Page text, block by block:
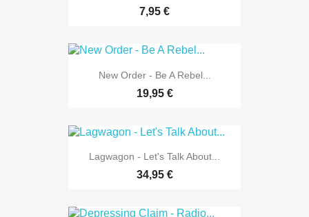
7,95 €
New Order - Be A Rebel...
19,95 €
Lagwagon - Let's Talk About...
34,95 €